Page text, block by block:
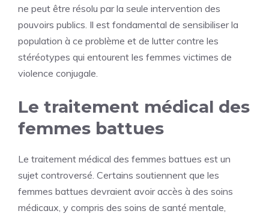
ne peut être résolu par la seule intervention des
pouvoirs publics. Il est fondamental de sensibiliser la
population à ce problème et de lutter contre les
stéréotypes qui entourent les femmes victimes de
violence conjugale.
Le traitement médical des
femmes battues
Le traitement médical des femmes battues est un
sujet controversé. Certains soutiennent que les
femmes battues devraient avoir accès à des soins
médicaux, y compris des soins de santé mentale,